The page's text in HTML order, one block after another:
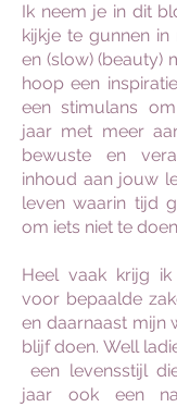
Ik neem je in dit
kijkje te gunnen
en (slow) (beauty)
hoop een
een stimulans
jaar met meer
bewuste en
inhoud aan jouw
leven waarin tijd
om iets niet te
Heel vaak krijg
voor bepaalde
en daarnaast mijn
blijf doen. Well
een levensstijl
jaar ook een